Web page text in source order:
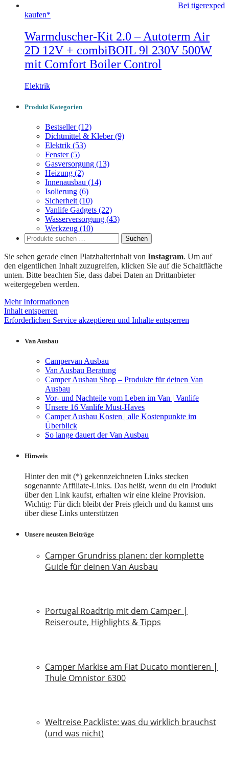
Bei tigerexped
kaufen*
Warmduscher-Kit 2.0 – Autoterm Air
2D 12V + combiBOIL 9l 230V 500W
mit Comfort Boiler Control
Elektrik
Produkt Kategorien
Bestseller(12)
Dichtmittel & Kleber(9)
Elektrik (53)
Fenster(5)
Gasversorgung (13)
Heizung (2)
Innenausbau (14)
Isolierung (6)
Sicherheit (10)
Vanlife Gadgets (22)
Wasserversorgung (43)
Werkzeug (10)
Suchen
nach:
Suchen
Sie sehen gerade einen Platzhalterinhalt von Instagram. Um auf
den eigentlichen Inhalt zuzugreifen, klicken Sie auf die Schaltfläche
unten. Bitte beachten Sie, dass dabei Daten an Drittanbieter
weitergegeben werden.
Mehr Informationen
Inhalt entsperren
Erforderlichen Service akzeptieren und Inhalte entsperren
Van Ausbau
Campervan Ausbau
Van Ausbau Beratung
Camper Ausbau Shop – Produkte für deinen Van
Ausbau
Vor- und Nachteile vom Leben im Van | Vanlife
Unsere 16 Vanlife Must-Haves
Camper Ausbau Kosten | alle Kostenpunkte im
Überblick
So lange dauert der Van Ausbau
Hinweis
Hinter den mit (*) gekennzeichneten Links stecken
sogenannte Affiliate-Links. Das heißt, wenn du ein Produkt
über den Link kaufst, erhalten wir eine kleine Provision.
Wichtig: Für dich bleibt der Preis gleich und du kannst uns
über diese Links unterstützen
Unsere neusten Beiträge
Camper Grundriss planen: der komplette
Guide für deinen Van Ausbau
Portugal Roadtrip mit dem Camper |
Reiseroute, Highlights & Tipps
Camper Markise am Fiat Ducato montieren |
Thule Omnistor 6300
Weltreise Packliste: was du wirklich brauchst
(und was nicht)